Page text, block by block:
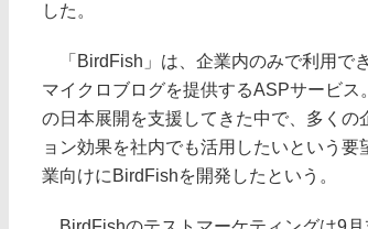
した。
「BirdFish」は、企業内のみで利用で
マイクロブログを提供するASPサービ
の日本展開を支援してきた中で、多く
ョン効果を社内でも活用したいという
業向けにBirdFishを開発したという。